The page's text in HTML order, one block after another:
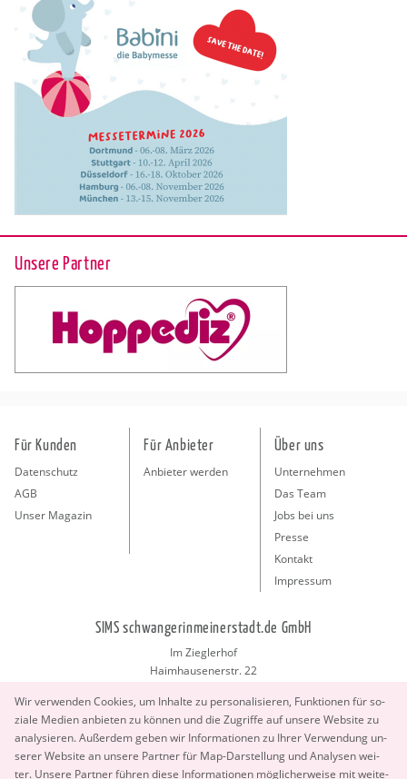
Unsere Partner
Wir ver­wen­den Coo­kies, um In­hal­te zu per­so­na­li­sie­ren, Funk­tio­nen für so­
zia­le Me­di­en an­bie­ten zu kön­nen und die Zu­grif­fe auf un­se­re Web­site zu
ana­ly­sie­ren. Au­ßer­dem geben wir In­for­ma­tio­nen zu Ihrer Ver­wen­dung un­
se­rer Web­site an un­se­re Part­ner für Map-Dar­stel­lung und Ana­ly­sen wei­
ter. Un­se­re Part­ner füh­ren diese In­for­ma­tio­nen mög­li­cher­wei­se mit wei­te­
Für Kunden
Datenschutz
AGB
Unser Magazin
Für Anbieter
Anbieter werden
Über uns
Unternehmen
Das Team
Jobs bei uns
Presse
Kontakt
Impressum
SIMS schwangerinmeinerstadt.de GmbH
Im Zieglerhof
Haimhausenerstr. 22
info@schwangerinmeinerstadt.de